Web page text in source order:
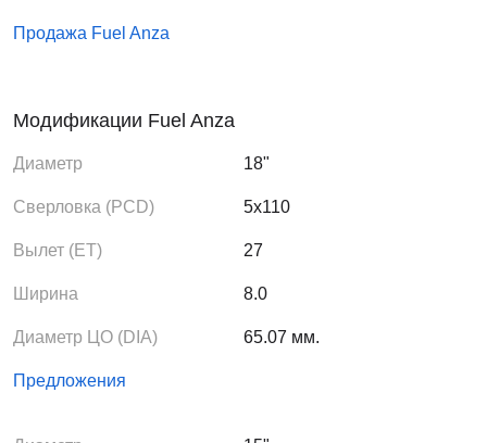
Продажа Fuel Anza
Модификации Fuel Anza
Диаметр 18"
Сверловка (PCD) 5x110
Вылет (ЕТ) 27
Ширина 8.0
Диаметр ЦО (DIA) 65.07 мм.
Предложения